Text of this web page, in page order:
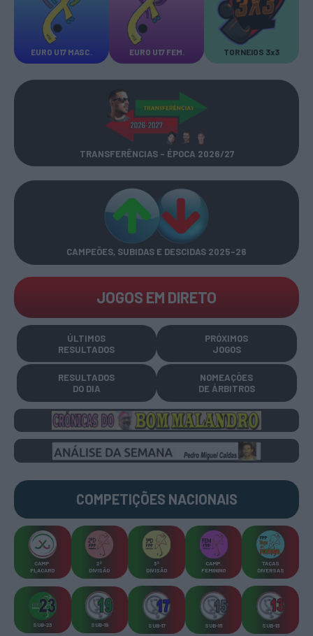
EURO U17 MASC. EURO U17 FEM. TORNEIOS 3x3
TRANSFERÊNCIAS - ÉPOCA 2026/27
CAMPEÕES, SUBIDAS E DESCIDAS 2025-26
JOGOS EM DIRETO
ÚLTIMOS
RESULTADOS
PRÓXIMOS
JOGOS
RESULTADOS
DO DIA
NOMEAÇÕES
DE ÁRBITROS
COMPETIÇÕES NACIONAIS
CAMP
PLACARD
2ª
DIVISÃO
3ª
DIVISÃO
CAMP
FEMININO
TAÇAS
DIVERSAS
SUB-23 SUB-19 SUB-17 SUB-15 SUB-13